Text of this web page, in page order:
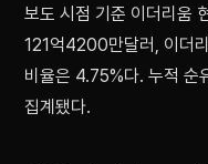
보도 시점 기준 이더리움
121억4200만달러, 이더
비율은 4.75%다. 누적
집계됐다.